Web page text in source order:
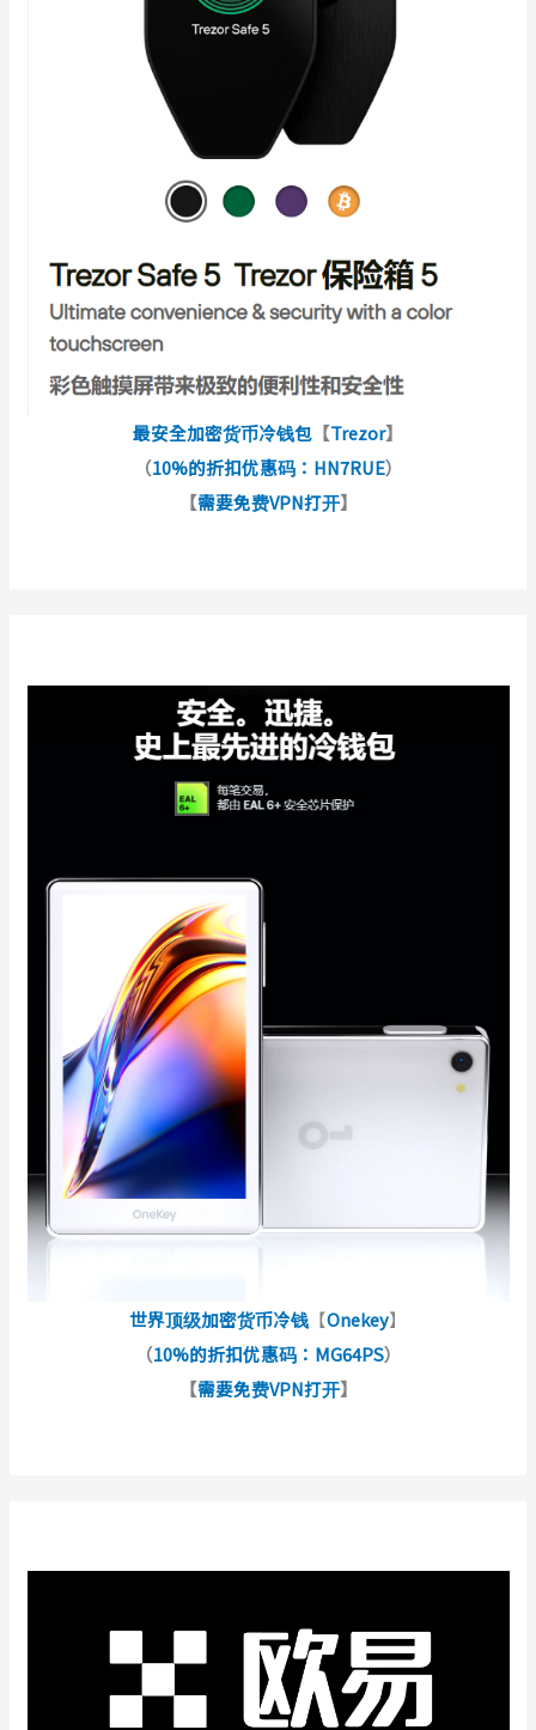
最安全加密货币冷钱包 【Trezor】
（10%的折扣优惠码：HN7RUE）
【需要免费VPN打开】
世界顶级加密货币冷钱 【Onekey】
（10%的折扣优惠码：MG64PS）
【需要免费VPN打开】